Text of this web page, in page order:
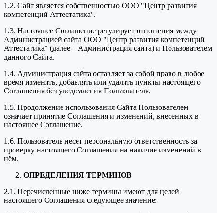
1.2. Сайт является собственностью ООО "Центр развития
компетенций Аттестатика".
1.3. Настоящее Соглашение регулирует отношения между
Администрацией сайта ООО "Центр развития компетенций
Аттестатика" (далее – Администрация сайта) и Пользователем
данного Сайта.
1.4. Администрация сайта оставляет за собой право в любое
время изменять, добавлять или удалять пункты настоящего
Соглашения без уведомления Пользователя.
1.5. Продолжение использования Сайта Пользователем
означает принятие Соглашения и изменений, внесенных в
настоящее Соглашение.
1.6. Пользователь несет персональную ответственность за
проверку настоящего Соглашения на наличие изменений в
нём.
ОПРЕДЕЛЕНИЯ ТЕРМИНОВ
2.1. Перечисленные ниже термины имеют для целей
настоящего Соглашения следующее значение: